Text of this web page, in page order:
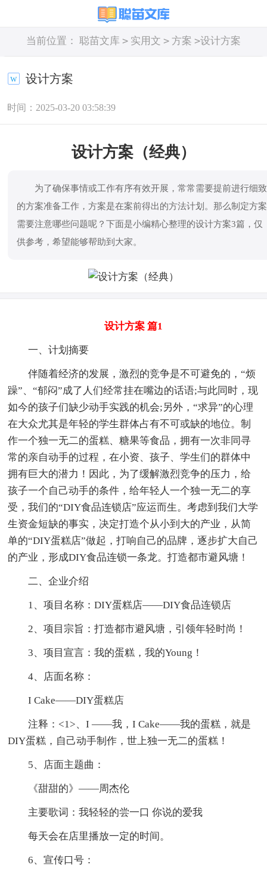
当前位置： 聪苗文库 > 实用文 > 方案 >设计方案
设计方案
时间：2025-03-20 03:58:39
设计方案（经典）
为了确保事情或工作有序有效开展，常常需要提前进行细致
的方案准备工作，方案是在案前得出的方法计划。那么制定方案
需要注意哪些问题呢？下面是小编精心整理的设计方案3篇，仅
供参考，希望能够帮助到大家。
设计方案 篇1
一、计划摘要
伴随着经济的发展，激烈的竞争是不可避免的，“烦
躁”、“郁闷”成了人们经常挂在嘴边的话语;与此同时，现
如今的孩子们缺少动手实践的机会;另外，“求异”的心理
在大众尤其是年轻的学生群体占有不可或缺的地位。制
作一个独一无二的蛋糕、糖果等食品，拥有一次非同寻
常的亲自动手的过程，在小资、孩子、学生们的群体中
拥有巨大的潜力！因此，为了缓解激烈竞争的压力，给
孩子一个自己动手的条件，给年轻人一个独一无二的享
受，我们的“DIY食品连锁店”应运而生。考虑到我们大学
生资金短缺的事实，决定打造个从小到大的产业，从简
单的“DIY蛋糕店”做起，打响自己的品牌，逐步扩大自己
的产业，形成DIY食品连锁一条龙。打造都市避风塘！
二、企业介绍
1、项目名称：DIY蛋糕店——DIY食品连锁店
2、项目宗旨：打造都市避风塘，引领年轻时尚！
3、项目宣言：我的蛋糕，我的Young！
4、店面名称：
I Cake——DIY蛋糕店
注释：<1>、I ——我，I Cake——我的蛋糕，就是
DIY蛋糕，自己动手制作，世上独一无二的蛋糕！
5、店面主题曲：
《甜甜的》——周杰伦
主要歌词：我轻轻的尝一口 你说的爱我
每天会在店里播放一定的时间。
6、宣传口号：